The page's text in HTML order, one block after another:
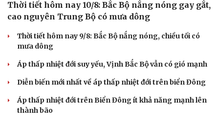
Thời tiết hôm nay 10/8: Bắc Bộ nắng nóng gay gắt,
cao nguyên Trung Bộ có mưa dông
Thời tiết hôm nay 9/8: Bắc Bộ nắng nóng, chiều tối có
mưa dông
Áp thấp nhiệt đới suy yếu, Vịnh Bắc Bộ vẫn có gió mạnh
Diễn biến mới nhất về áp thấp nhiệt đới trên biển Đông
Áp thấp nhiệt đới trên Biển Đông ít khả năng mạnh lên
thành bão